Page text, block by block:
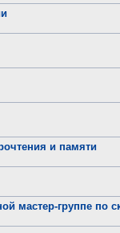
и памяти
мастер-группе по